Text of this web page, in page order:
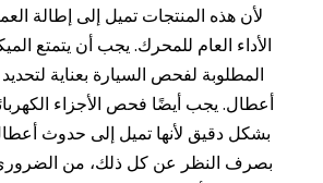
لأن هذه المنتجات تميل إلى إطالة
الأداء العام للمحرك. يجب أن يتمتع
المطلوبة لفحص السيارة بعناية
أعطال. يجب أيضًا فحص الأجزاء
بشكل دقيق لأنها تميل إلى حدوث
بصرف النظر عن كل ذلك، من الضروري